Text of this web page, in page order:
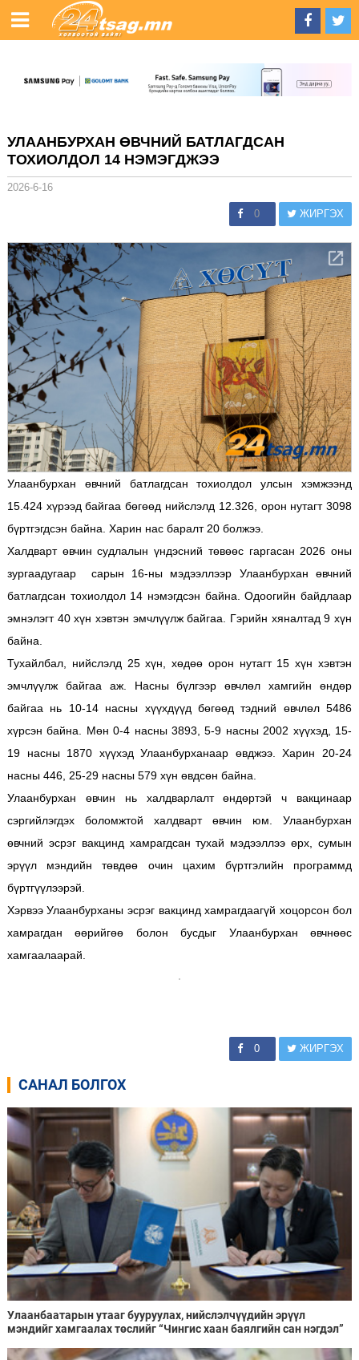
УЛААНБУРХАН ӨВЧНИЙ БАТЛАГДСАН
ТОХИОЛДОЛ 14 НЭМЭГДЖЭЭ
2026-6-16
0 ЖИРГЭХ
Улаанбурхан өвчний батлагдсан тохиолдол улсын хэмжээнд
15.424 хүрээд байгаа бөгөөд нийслэлд 12.326, орон нутагт 3098
бүртгэгдсэн байна. Харин нас баралт 20 болжээ.
Халдварт өвчин судлалын үндэсний төвөөс гаргасан 2026 оны
зургаадугаар сарын 16-ны мэдээллээр Улаанбурхан өвчний
батлагдсан тохиолдол 14 нэмэгдсэн байна. Одоогийн байдлаар
эмнэлэгт 40 хүн хэвтэн эмчлүүлж байгаа. Гэрийн хяналтад 9 хүн
байна.
Тухайлбал, нийслэлд 25 хүн, хөдөө орон нутагт 15 хүн хэвтэн
эмчлүүлж байгаа аж. Насны бүлгээр өвчлөл хамгийн өндөр
байгаа нь 10-14 насны хүүхдүүд бөгөөд тэдний өвчлөл 5486
хүрсэн байна. Мөн 0-4 насны 3893, 5-9 насны 2002 хүүхэд, 15-
19 насны 1870 хүүхэд Улаанбурханаар өвджээ. Харин 20-24
насны 446, 25-29 насны 579 хүн өвдсөн байна.
Улаанбурхан өвчин нь халдварлалт өндөртэй ч вакцинаар
сэргийлэгдэх боломжтой халдварт өвчин юм. Улаанбурхан
өвчний эсрэг вакцинд хамрагдсан тухай мэдээллээ өрх, сумын
эрүүл мэндийн төвдөө очин цахим бүртгэлийн программд
бүртгүүлээрэй.
Хэрвээ Улаанбурханы эсрэг вакцинд хамрагдаагүй хоцорсон бол
хамрагдан өөрийгөө болон бусдыг Улаанбурхан өвчнөөс
хамгаалаарай.
0 ЖИРГЭХ
САНАЛ БОЛГОХ
Улаанбаатарын утааг бууруулах, нийслэлчүүдийн эрүүл
мэндийг хамгаалах төслийг “Чингис хаан баялгийн сан нэгдэл”